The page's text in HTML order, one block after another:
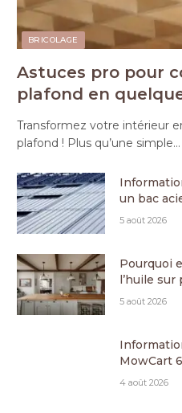
BRICOLAGE
Astuces pro pour
plafond en
Transformez votre intérieur
plafond ! Plus qu’une simple…
un bac
5 août 2026
Pourquoi
l’huile sur
5 août 2026
MowCart
4 août 2026